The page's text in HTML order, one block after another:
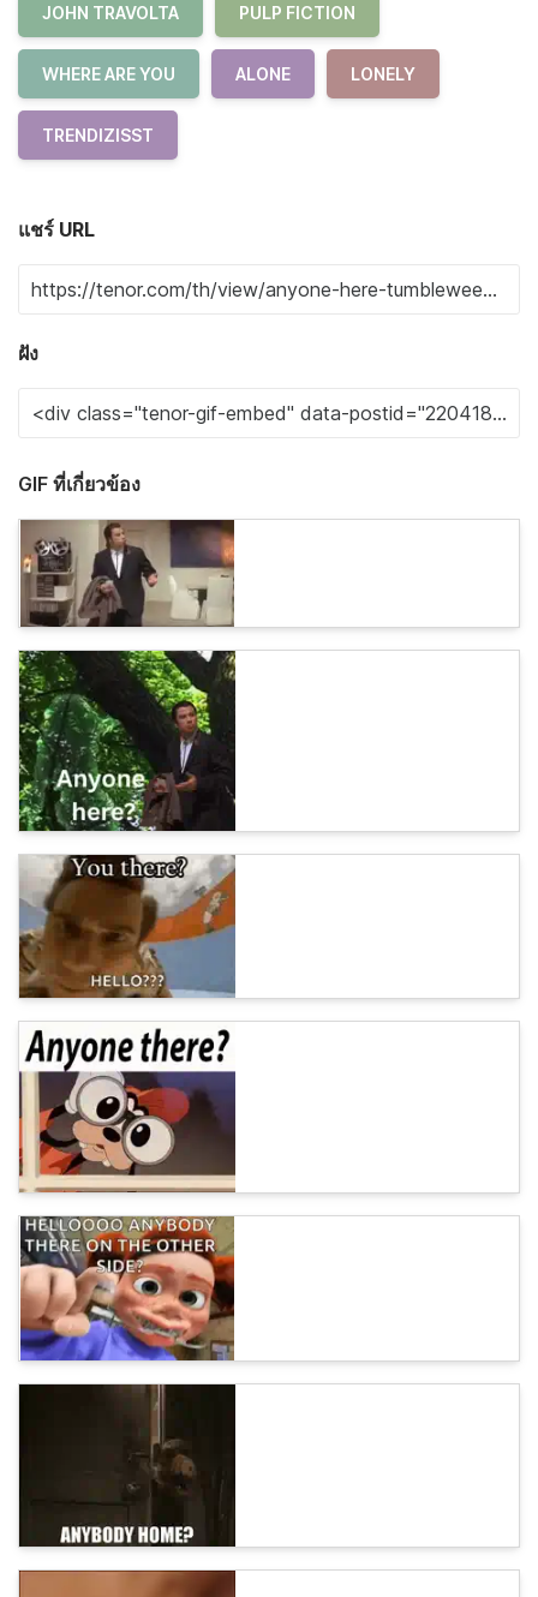
JOHN TRAVOLTA PULP FICTION
WHERE ARE YOU ALONE LONELY
TRENDIZISST
แชร์ URL
ฝัง
GIF ที่เกี่ยวข้อง